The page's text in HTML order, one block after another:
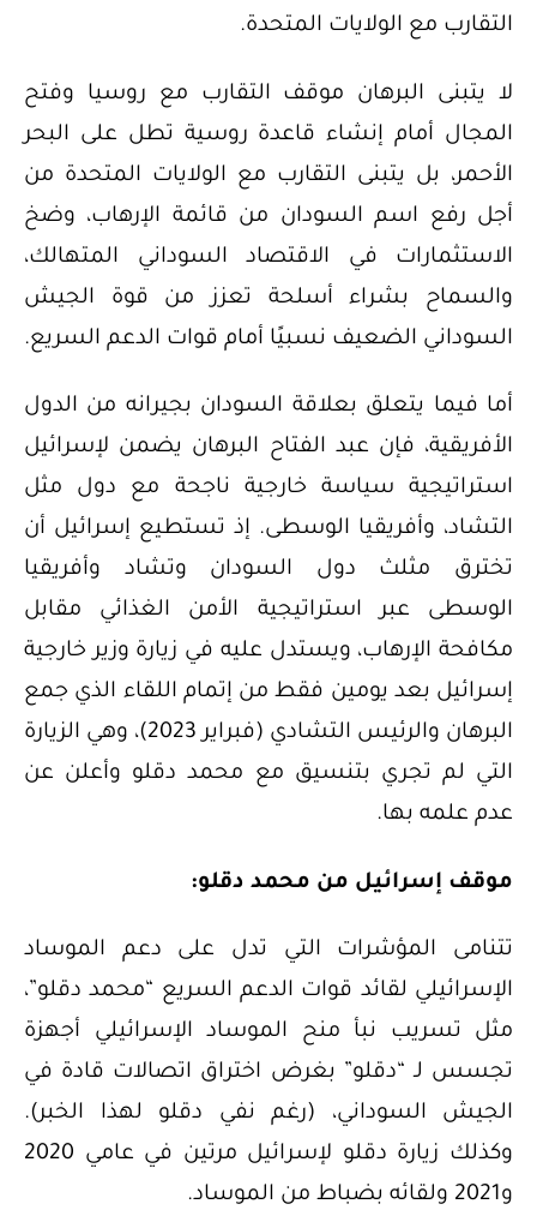
التقارب مع الولايات المتحدة.
لا يتبنى البرهان موقف التقارب مع روسيا وفتح
المجال أمام إنشاء قاعدة روسية تطل على البحر
الأحمر، بل يتبنى التقارب مع الولايات المتحدة من
أجل رفع اسم السودان من قائمة الإرهاب، وضخ
الاستثمارات في الاقتصاد السوداني المتهالك،
والسماح بشراء أسلحة تعزز من قوة الجيش
السوداني الضعيف نسبيًا أمام قوات الدعم السريع.
أما فيما يتعلق بعلاقة السودان بجيرانه من الدول
الأفريقية، فإن عبد الفتاح البرهان يضمن لإسرائيل
استراتيجية سياسة خارجية ناجحة مع دول مثل
التشاد، وأفريقيا الوسطى. إذ تستطيع إسرائيل أن
تخترق مثلث دول السودان وتشاد وأفريقيا
الوسطى عبر استراتيجية الأمن الغذائي مقابل
مكافحة الإرهاب، ويستدل عليه في زيارة وزير خارجية
إسرائيل بعد يومين فقط من إتمام اللقاء الذي جمع
البرهان والرئيس التشادي (فبراير 2023)، وهي الزيارة
التي لم تجري بتنسيق مع محمد دقلو وأعلن عن
عدم علمه بها.
موقف إسرائيل من محمد دقلو:
تتنامى المؤشرات التي تدل على دعم الموساد
الإسرائيلي لقائد قوات الدعم السريع “محمد دقلو”،
مثل تسريب نبأ منح الموساد الإسرائيلي أجهزة
تجسس لـ “دقلو” بغرض اختراق اتصالات قادة في
الجيش السوداني، (رغم نفي دقلو لهذا الخبر).
وكذلك زيارة دقلو لإسرائيل مرتين في عامي 2020